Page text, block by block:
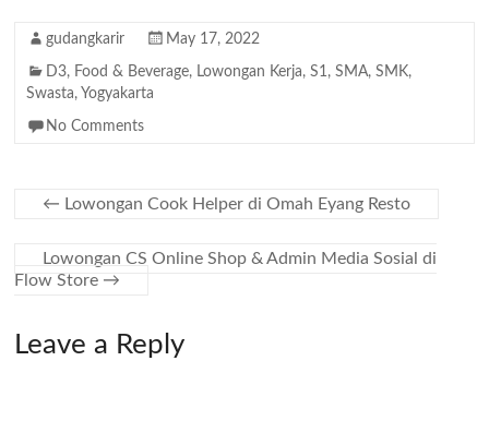
gudangkarir May 17, 2022
D3, Food & Beverage, Lowongan Kerja,S1,SMA,SMK,
Swasta, Yogyakarta
No Comments
← Lowongan Cook Helper di Omah Eyang Resto
Lowongan CS Online Shop & Admin Media Sosial di
Flow Store →
Leave a Reply